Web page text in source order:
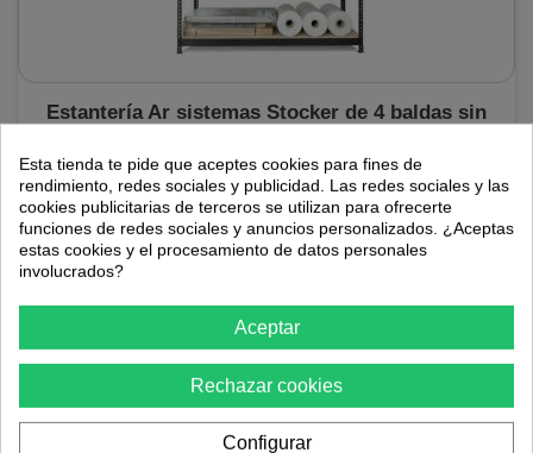
Estantería Ar sistemas Stocker de 4 baldas sin
Estantería Ar sistemas Stocker profesional compuesta por 4
baldas cuyo montaje se realiza sin tornillos. Las medidas de cada
balda son: 200 x 200...
En stock
AÑADIR AL CARRITO
Esta tienda te pide que aceptes cookies para fines de
rendimiento, redes sociales y publicidad. Las redes sociales y las
cookies publicitarias de terceros se utilizan para ofrecerte
funciones de redes sociales y anuncios personalizados. ¿Aceptas
estas cookies y el procesamiento de datos personales
involucrados?
Aceptar
Rechazar cookies
Configurar